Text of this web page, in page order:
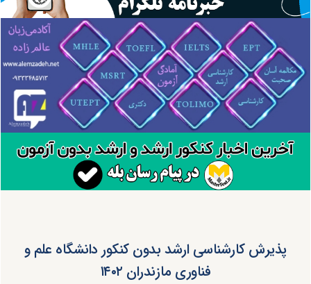
پذیرش کارشناسی ارشد بدون کنکور دانشگاه علم و
فناوری مازندران ۱۴۰۲